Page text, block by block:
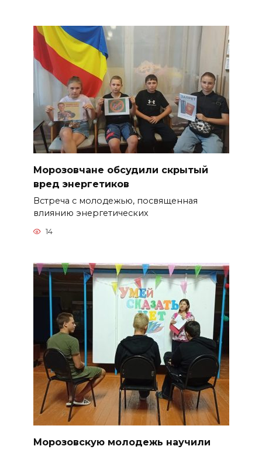
Морозовчане обсудили скрытый
вред энергетиков
Встреча с молодежью, посвященная
влиянию энергетических
14
Морозовскую молодежь научили